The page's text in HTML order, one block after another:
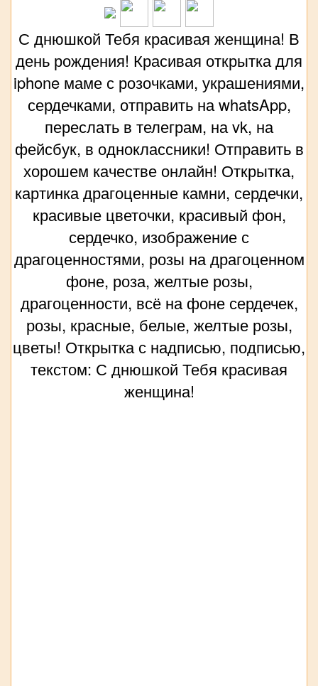
С днюшкой Тебя красивая женщина! В
день рождения! Красивая открытка для
iphone маме с розочками, украшениями,
сердечками, отправить на whatsApp,
переслать в телеграм, на vk, на
фейсбук, в одноклассники! Отправить в
хорошем качестве онлайн! Открытка,
картинка драгоценные камни, сердечки,
красивые цветочки, красивый фон,
сердечко, изображение с
драгоценностями, розы на драгоценном
фоне, роза, желтые розы,
драгоценности, всё на фоне сердечек,
розы, красные, белые, желтые розы,
цветы! Открытка с надписью, подписью,
текстом: С днюшкой Тебя красивая
женщина!